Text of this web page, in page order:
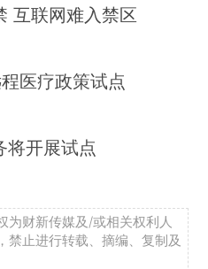
互联网难入禁区
医疗政策试点
将开展试点
为财新传媒及/或相关权利人
禁止进行转载、摘编、复制及